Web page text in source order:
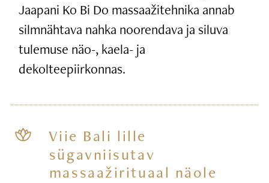
Jaapani Ko Bi Do massaažitehnika annab
silmnähtava nahka noorendava ja siluva
tulemuse näo-, kaela- ja
dekolteepiirkonnas.
Viie Bali lille
sügavniisutav
massaažirituaal näole